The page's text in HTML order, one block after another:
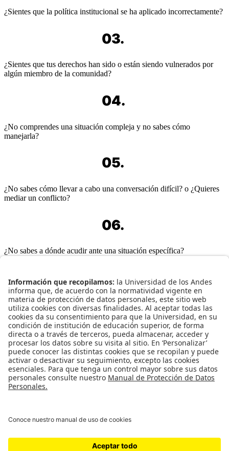
¿Sientes que la política institucional se ha aplicado incorrectamente?
03.
¿Sientes que tus derechos han sido o están siendo vulnerados por
algún miembro de la comunidad?
04.
¿No comprendes una situación compleja y no sabes cómo
manejarla?
05.
¿No sabes cómo llevar a cabo una conversación difícil? o ¿Quieres
mediar un conflicto?
06.
¿No sabes a dónde acudir ante una situación específica?
Cra. 1 No. 18a - 12
Ed. Pedro Navas RGA oficina 201F
Bogotá, Colombia
Cód. Postal: 111711
+57 (601) 339 49 49 ext. 5300
Enlaces Rápidos
Consultorio Jurídico
Decanatura de Estudiantes
Ombudsperson